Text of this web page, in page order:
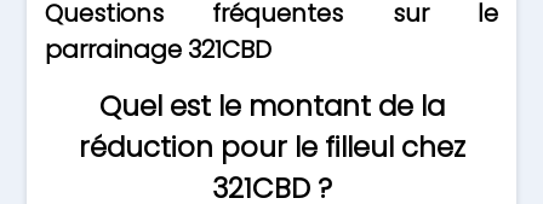
Questions fréquentes sur le
parrainage 321CBD
Quel est le montant de la
réduction pour le filleul chez
321CBD ?